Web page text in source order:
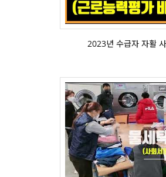
2023년 수급자 자활
2022년 강릉시